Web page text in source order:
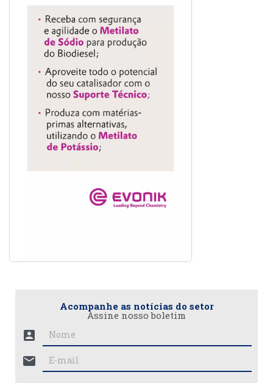
Acompanhe as notícias do setor
Assine nosso boletim
account_box
mail